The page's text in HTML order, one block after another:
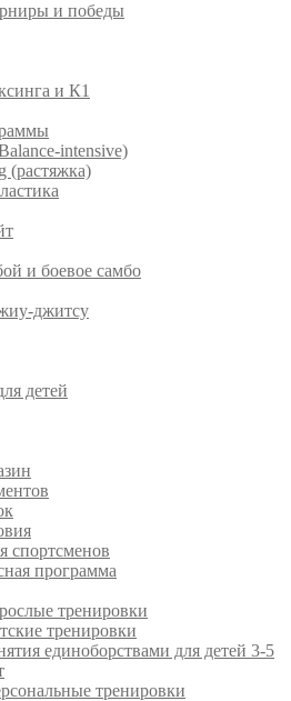
и победы
и К1
intensive)
(растяжка)
и боевое самбо
джитсу
детей
спортсменов
программа
тренировки
тренировки
единоборствами для детей 3-5
тренировки